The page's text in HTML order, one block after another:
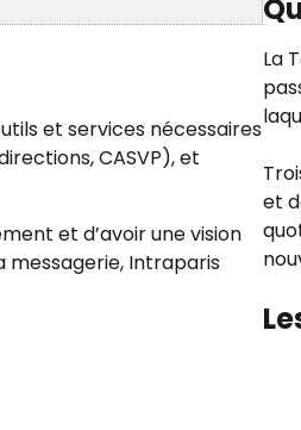
et services nécessaires
CASVP), et
et d’avoir une vision
messagerie, Intraparis
La
et